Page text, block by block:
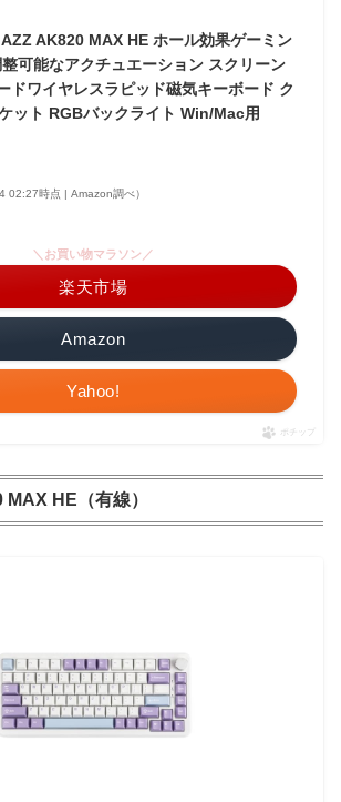
AK820 MAX HE ホール効果ゲーミン
可能なアクチュエーション スクリーン
ドワイヤレスラピッド磁気キーボード ク
ット RGBバックライト Win/Mac用
02:27時点 | Amazon調べ）
Amazon
＼お買い物マラソン／
楽天市場
Yahoo!
ポチップ
HE（有線）